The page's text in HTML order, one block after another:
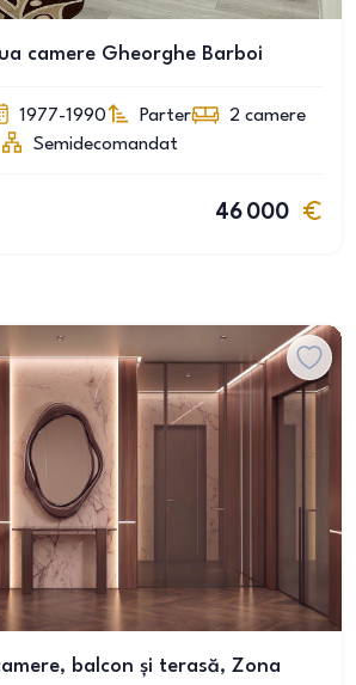
camere Gheorghe Barboi
1977-1990 Parter 2 camere
Semidecomandat
46 000
balcon și terasă, Zona